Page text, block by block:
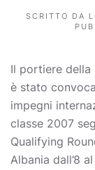
SCRITTO DA
Il portiere della
è stato
impegni
classe 2007
Qualifying
Albania dall’8